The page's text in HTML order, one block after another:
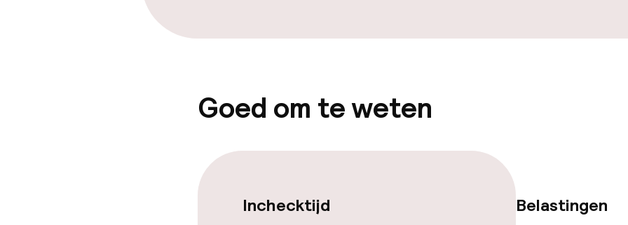
Roomservice
Beleid
Goed om te weten
Inchecktijd Belastingen